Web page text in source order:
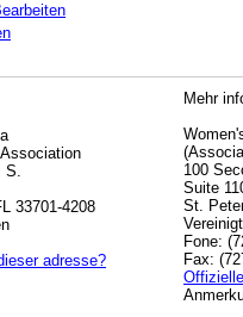
33701-4208
adresse?
Mehr
100
Suite
St.
Fone:
Fax: